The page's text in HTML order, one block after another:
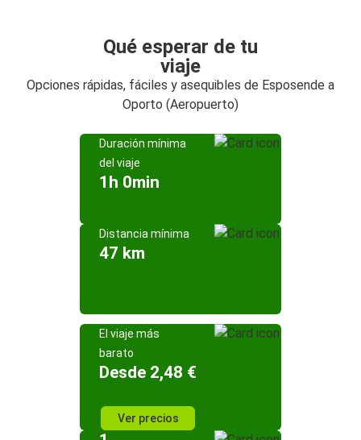
Qué esperar de tu
viaje
Opciones rápidas, fáciles y asequibles de Esposende a
Oporto (Aeropuerto)
Duración mínima
del viaje
1h 0min
Distancia mínima
47 km
El viaje más
barato
Desde 2,48 €
Ver precios